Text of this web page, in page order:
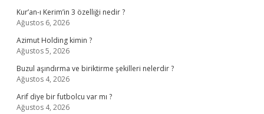
Kur’an-ı Kerim’in 3 özelliği nedir ?
Ağustos 6, 2026
Azimut Holding kimin ?
Ağustos 5, 2026
Buzul aşındırma ve biriktirme şekilleri nelerdir ?
Ağustos 4, 2026
Arif diye bir futbolcu var mı ?
Ağustos 4, 2026